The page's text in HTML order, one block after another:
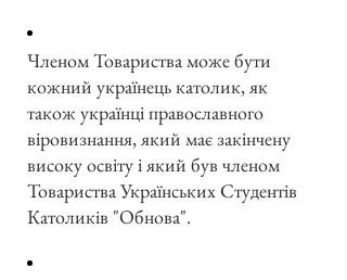
Членом Товариства може бути
кожний українець католик, як
також українці православного
віровизнання, який має закінчену
високу освіту і який був членом
Товариства Українських Студентів
Католиків "Обнова".